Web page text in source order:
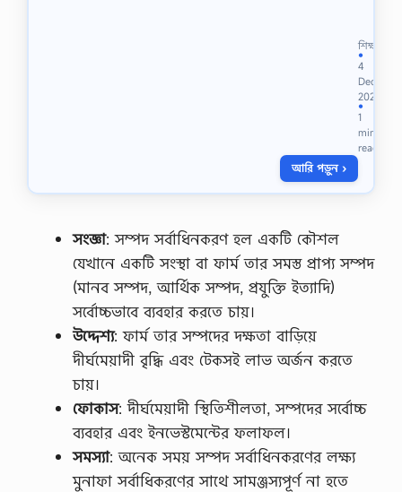
লা
মী
ব্যাং
কে
র
বি
নি
য়ো
হ
লা
শিক্ষা
●
4
Dec
2022
●
1
min
read
আরি পড়ুন ›
সংজ্ঞা: সম্পদ সর্বাধিনকরণ হল একটি কৌশল
যেখানে একটি সংস্থা বা ফার্ম তার সমস্ত প্রাপ্য সম্পদ
(মানব সম্পদ, আর্থিক সম্পদ, প্রযুক্তি ইত্যাদি)
সর্বোচ্চভাবে ব্যবহার করতে চায়।
উদ্দেশ্য: ফার্ম তার সম্পদের দক্ষতা বাড়িয়ে
দীর্ঘমেয়াদী বৃদ্ধি এবং টেকসই লাভ অর্জন করতে
চায়।
ফোকাস: দীর্ঘমেয়াদী স্থিতিশীলতা, সম্পদের সর্বোচ্চ
ব্যবহার এবং ইনভেস্টমেন্টের ফলাফল।
সমস্যা: অনেক সময় সম্পদ সর্বাধিনকরণের লক্ষ্য
মুনাফা সর্বাধিকরণের সাথে সামঞ্জস্যপূর্ণ না হতে